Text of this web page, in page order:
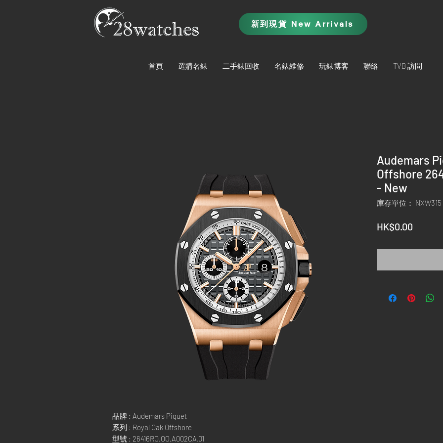
新到現貨 New Arrivals
首頁 選購名錶 二手錶回收 名錶維修 玩錶博客 聯絡 TVB 訪問
品牌 : Audemars Piguet
系列 : Royal Oak Offshore
型號 : 26416RO.OO.A002CA.01
Audemars
Offshore
- New
庫存單位： NXW315
HK$0.00